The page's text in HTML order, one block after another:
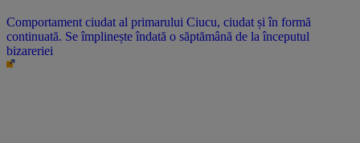
Comportament ciudat al primarului Ciucu, ciudat și în formă
continuată. Se împlinește îndată o săptămână de la începutul
bizareriei